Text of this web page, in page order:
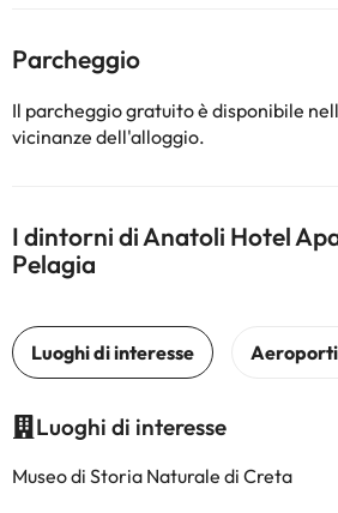
Parcheggio
Il parcheggio gratuito è disponibile
vicinanze dell'alloggio.
I dintorni di Anatoli Hotel
Pelagia
Luoghi di interesse
Museo di Storia Naturale di Creta